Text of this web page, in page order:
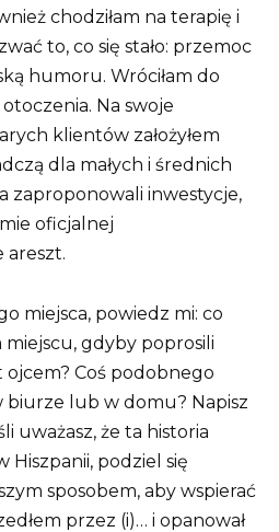
chodziłam na terapię i
to, co się stało: przemoc
humoru. Wróciłam do
Na swoje
klientów założyłem
dla małych i średnich
zaproponowali inwestycje,
oficjalnej
areszt.
miejsca, powiedz mi: co
gdyby poprosili
ojcem? Coś podobnego
biurze lub w domu? Napisz
uważasz, że ta historia
Hiszpanii, podziel się
sposobem, aby wspierać
przez (i)… i opanował